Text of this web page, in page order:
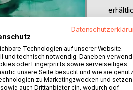
Technologien auf unserer Website.
und technisch notwendig. Daneben
oder Fingerprints sowie serverseitiges
unsere Seite besucht und wie sie
zu Marketingzwecken und setzen
auch Drittanbieter ein, wodurch ggf.